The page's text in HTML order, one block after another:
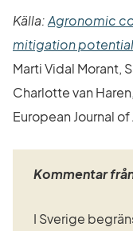
Källa: Agronomic
mitigation
Marti Vidal Morant,
Charlotte van
European Journal
Kommentar
I Sverige